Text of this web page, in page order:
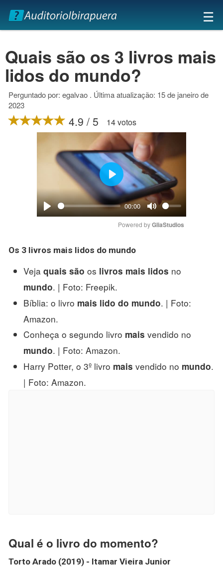
×
☰
Quais são os 3 livros mais
lidos do mundo?
Perguntado por: egalvao . Última atualização: 15 de janeiro de
2023
4.9 / 5 14 votos
Play
00:00
Mute
Play
Powered by GliaStudios
Os 3 livros mais lidos do mundo
Veja quais são os livros mais lidos no
mundo. | Foto: Freepik.
Bíblia: o livro mais lido do mundo. | Foto:
Amazon.
Conheça o segundo livro mais vendido no
mundo. | Foto: Amazon.
Harry Potter, o 3º livro mais vendido no mundo.
| Foto: Amazon.
Qual é o livro do momento?
Torto Arado (2019) - Itamar Vieira Junior